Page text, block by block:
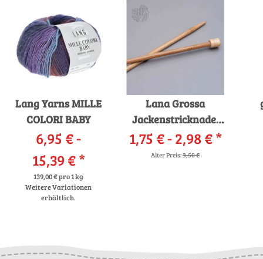
Lang Yarns MILLE
COLORI BABY
6,95 € -
15,39 €*
139,00 € pro 1 kg
Weitere Variationen
erhältlich.
Lana Grossa
Jackenstricknadel
Bambus - AKTION -
1,75 € -2,98 €*
Alter Preis:3,50 €